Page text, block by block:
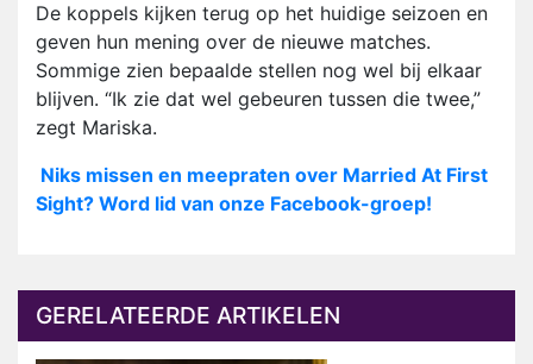
De koppels kijken terug op het huidige seizoen en
geven hun mening over de nieuwe matches.
Sommige zien bepaalde stellen nog wel bij elkaar
blijven. “Ik zie dat wel gebeuren tussen die twee,”
zegt Mariska.
Niks missen en meepraten over Married At First
Sight? Word lid van onze Facebook-groep!
GERELATEERDE ARTIKELEN